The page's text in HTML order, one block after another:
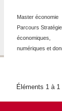
Master économie
Parcours
économiques,
numériques et
Éléments 1 à 1